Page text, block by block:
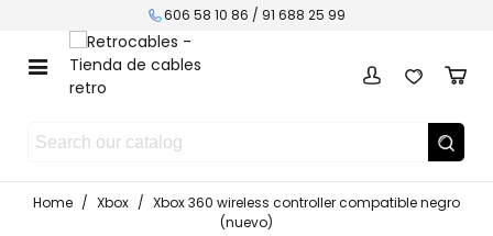
606 58 10 86 / 91 688 25 99
Home / Xbox / Xbox 360 wireless controller compatible negro
(nuevo)